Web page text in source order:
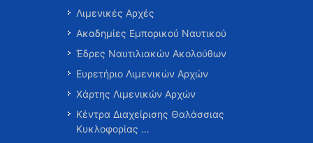
Λιμενικές Αρχές
Ακαδημίες Εμπορικού Ναυτικού
Έδρες Ναυτιλιακών Ακολούθων
Ευρετήριο Λιμενικών Αρχών
Χάρτης Λιμενικών Αρχών
Κέντρα Διαχείρισης Θαλάσσιας
Κυκλοφορίας …